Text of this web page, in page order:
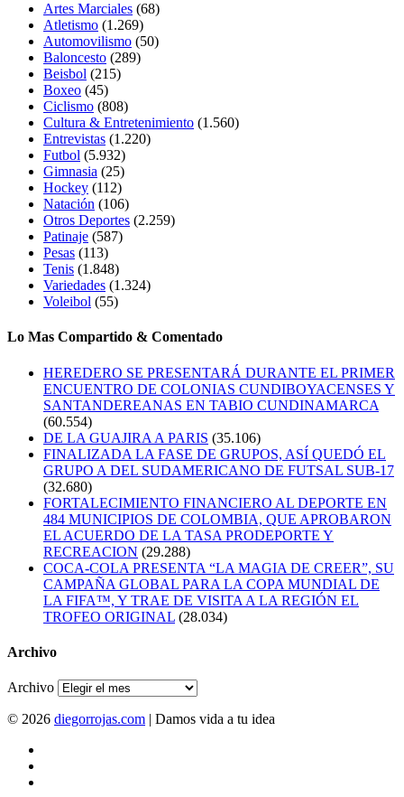
Artes Marciales (68)
Atletismo (1.269)
Automovilismo (50)
Baloncesto (289)
Beisbol (215)
Boxeo (45)
Ciclismo (808)
Cultura & Entretenimiento (1.560)
Entrevistas (1.220)
Futbol (5.932)
Gimnasia (25)
Hockey (112)
Natación (106)
Otros Deportes (2.259)
Patinaje (587)
Pesas (113)
Tenis (1.848)
Variedades (1.324)
Voleibol (55)
Lo Mas Compartido & Comentado
HEREDERO SE PRESENTARÁ DURANTE EL PRIMER
ENCUENTRO DE COLONIAS CUNDIBOYACENSES Y
SANTANDEREANAS EN TABIO CUNDINAMARCA
(60.554)
DE LA GUAJIRA A PARIS (35.106)
FINALIZADA LA FASE DE GRUPOS, ASÍ QUEDÓ EL
GRUPO A DEL SUDAMERICANO DE FUTSAL SUB-17
(32.680)
FORTALECIMIENTO FINANCIERO AL DEPORTE EN
484 MUNICIPIOS DE COLOMBIA, QUE APROBARON
EL ACUERDO DE LA TASA PRODEPORTE Y
RECREACION (29.288)
COCA-COLA PRESENTA “LA MAGIA DE CREER”, SU
CAMPAÑA GLOBAL PARA LA COPA MUNDIAL DE
LA FIFA™, Y TRAE DE VISITA A LA REGIÓN EL
TROFEO ORIGINAL (28.034)
Archivo
Archivo
© 2026 diegorrojas.com | Damos vida a tu idea